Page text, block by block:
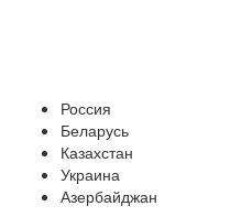
Россия
Беларусь
Казахстан
Украина
Азербайджан